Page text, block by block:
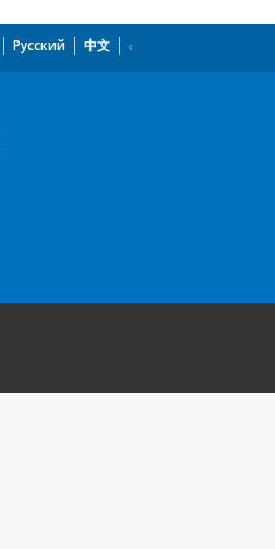
Русский 中文